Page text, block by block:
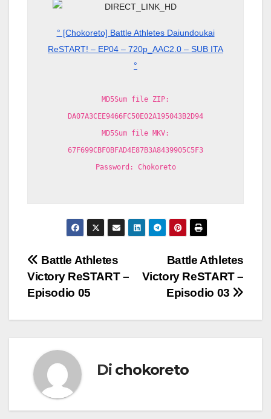
° [Chokoreto] Battle Athletes Daiundoukai
ReSTART! – EP04 – 720p_AAC2.0 – SUB ITA
°
MD5Sum file ZIP:
DA07A3CEE9466FC50E02A195043B2D94
MD5Sum file MKV:
67F699CBF0BFAD4E87B3A8439905C5F3
Password: Chokoreto
Navigazione
articoli
Battle Athletes
Victory ReSTART –
Episodio 03
Battle Athletes
Victory ReSTART –
Episodio 05
Di chokoreto